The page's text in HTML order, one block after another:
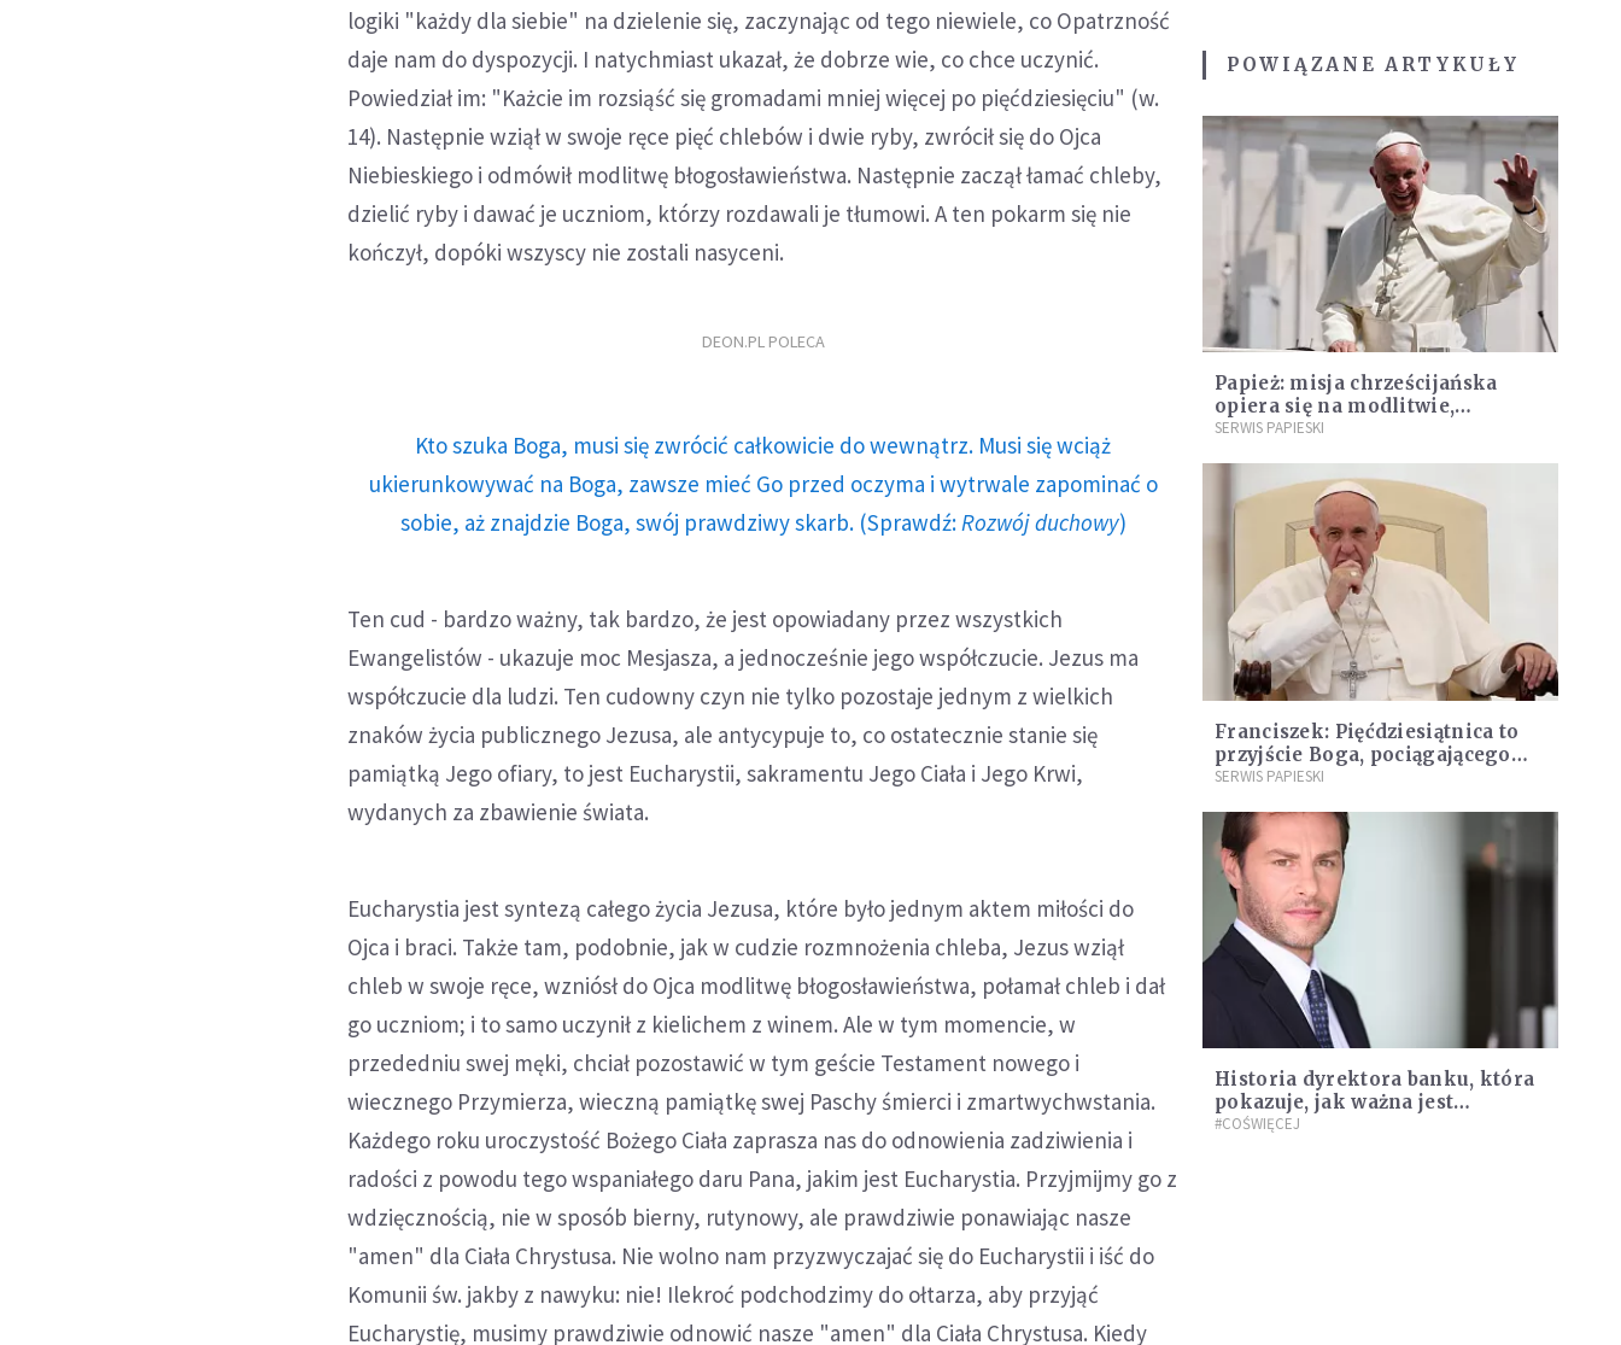
logiki "każdy dla siebie" na dzielenie się, zaczynając od tego niewiele, co Opatrzność
daje nam do dyspozycji. I natychmiast ukazał, że dobrze wie, co chce uczynić.
Powiedział im: "Każcie im rozsiąść się gromadami mniej więcej po pięćdziesięciu" (w.
14). Następnie wziął w swoje ręce pięć chlebów i dwie ryby, zwrócił się do Ojca
Niebieskiego i odmówił modlitwę błogosławieństwa. Następnie zaczął łamać chleby,
dzielić ryby i dawać je uczniom, którzy rozdawali je tłumowi. A ten pokarm się nie
kończył, dopóki wszyscy nie zostali nasyceni.
DEON.PL POLECA
Kto szuka Boga, musi się zwrócić całkowicie do wewnątrz. Musi się wciąż
ukierunkowywać na Boga, zawsze mieć Go przed oczyma i wytrwale zapominać o
sobie, aż znajdzie Boga, swój prawdziwy skarb. (Sprawdź: Rozwój duchowy)
Ten cud - bardzo ważny, tak bardzo, że jest opowiadany przez wszystkich
Ewangelistów - ukazuje moc Mesjasza, a jednocześnie jego współczucie. Jezus ma
współczucie dla ludzi. Ten cudowny czyn nie tylko pozostaje jednym z wielkich
znaków życia publicznego Jezusa, ale antycypuje to, co ostatecznie stanie się
pamiątką Jego ofiary, to jest Eucharystii, sakramentu Jego Ciała i Jego Krwi,
wydanych za zbawienie świata.
Eucharystia jest syntezą całego życia Jezusa, które było jednym aktem miłości do
Ojca i braci. Także tam, podobnie, jak w cudzie rozmnożenia chleba, Jezus wziął
chleb w swoje ręce, wzniósł do Ojca modlitwę błogosławieństwa, połamał chleb i dał
go uczniom; i to samo uczynił z kielichem z winem. Ale w tym momencie, w
przededniu swej męki, chciał pozostawić w tym geście Testament nowego i
wiecznego Przymierza, wieczną pamiątkę swej Paschy śmierci i zmartwychwstania.
Każdego roku uroczystość Bożego Ciała zaprasza nas do odnowienia zadziwienia i
radości z powodu tego wspaniałego daru Pana, jakim jest Eucharystia. Przyjmijmy go z
wdzięcznością, nie w sposób bierny, rutynowy, ale prawdziwie ponawiając nasze
"amen" dla Ciała Chrystusa. Nie wolno nam przyzwyczajać się do Eucharystii i iść do
Komunii św. jakby z nawyku: nie! Ilekroć podchodzimy do ołtarza, aby przyjąć
Eucharystię, musimy prawdziwie odnowić nasze "amen" dla Ciała Chrystusa. Kiedy
POWIĄZANE ARTYKUŁY
Papież: misja chrześcijańska
opiera się na modlitwie,
wędrowaniu i ubóstwie
SERWIS PAPIESKI
Franciszek: Pięćdziesiątnica to
przyjście Boga, pociągającego
nas ku sobie [DOKUMENTACJA]
SERWIS PAPIESKI
Historia dyrektora banku, która
pokazuje, jak ważna jest
wdzięczność
#COŚWIĘCEJ